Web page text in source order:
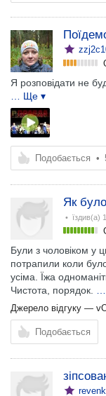
Я розповідати не
… Ще ▾
Подобається •
Як
• їздив(а)
Були з чоловіком у
потрапили коли
усіма. Їжа
Чистота, порядок.
Джерело відгуку —
Подобається